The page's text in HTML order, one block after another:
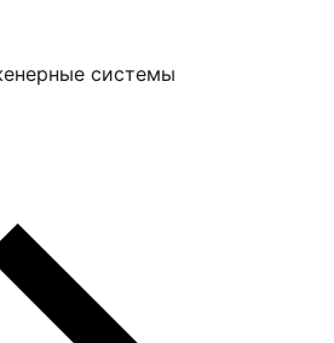
системы